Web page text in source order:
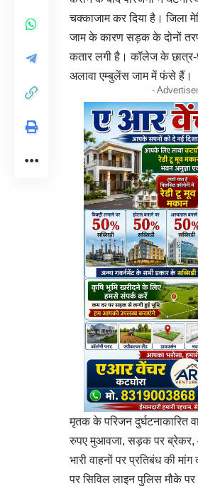
चक्काजाम कर दिया है।
जाम के कारण सड़क के दोनों
कतार लगी है। कॉलेज के
अलावा एम्बुलेंस जाम में फंसे हैं।
-
मृतक के परिजन दुर्घटनाकारित
रुपए मुआवजा, सड़क पर ब्रेकर,
भारी वाहनों पर प्रतिबंध की
पर सिविल लाइन पुलिस मौके पर